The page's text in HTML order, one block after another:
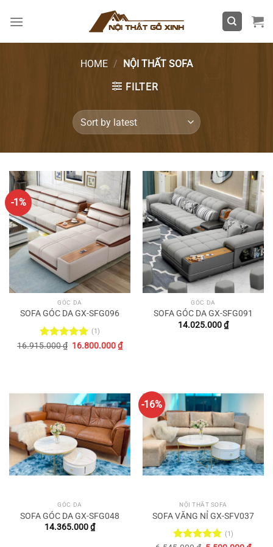
HOME / NỘI THẤT SOFA
FILTER
-1%
GÓC DA
SOFA GÓC DA GX-SFG096
Rated5.00
(1)
16.915.000₫ Original
16.800.000₫Current
price
GÓC DA
SOFA GÓC DA GX-SFG091
14.025.000₫
GÓC DA
SOFA GÓC DA GX-SFG048
14.365.000₫
-16%
NỘI THẤT SOFA
SOFA VĂNG NỈ GX-SFV037
(1)